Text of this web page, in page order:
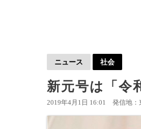
ニュース 社会
新元号は「令
2019年4月1日 16:01 発信地：